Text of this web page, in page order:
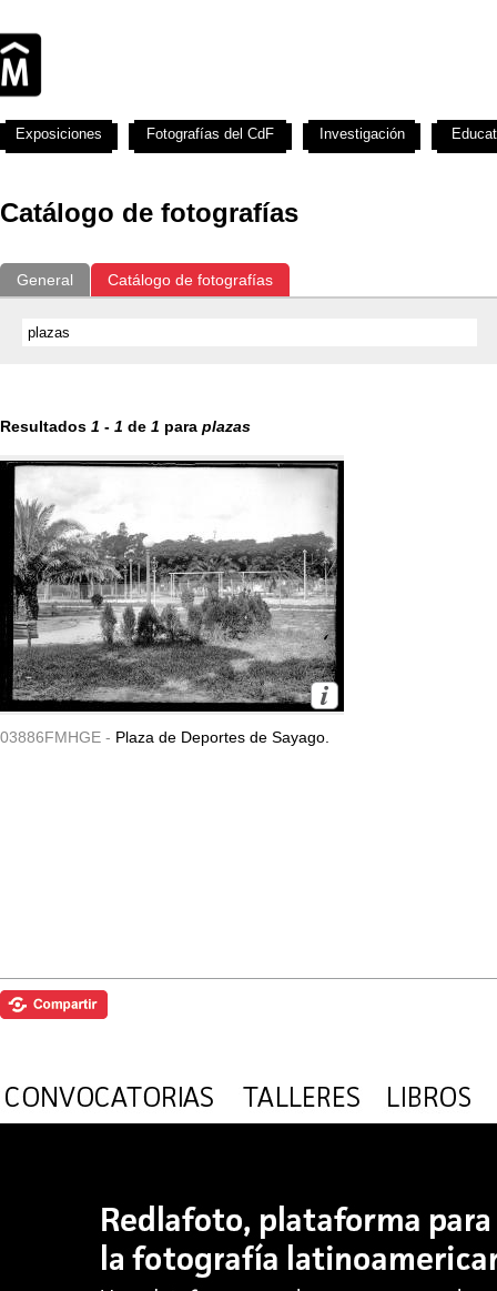
Catálogo de fotografías
General Catálogo de fotografías
Resultados 1 - 1 de 1 para plazas
03886FMHGE - Plaza de Deportes de Sayago.
Exposiciones Fotografías del CdF Investigación